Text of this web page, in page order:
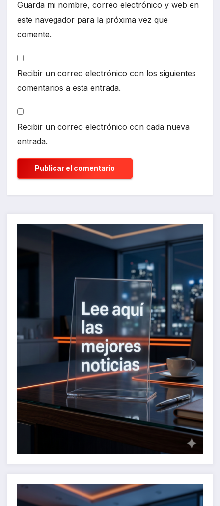
Guarda mi nombre, correo electrónico y web en
este navegador para la próxima vez que
comente.
Recibir un correo electrónico con los siguientes
comentarios a esta entrada.
Recibir un correo electrónico con cada nueva
entrada.